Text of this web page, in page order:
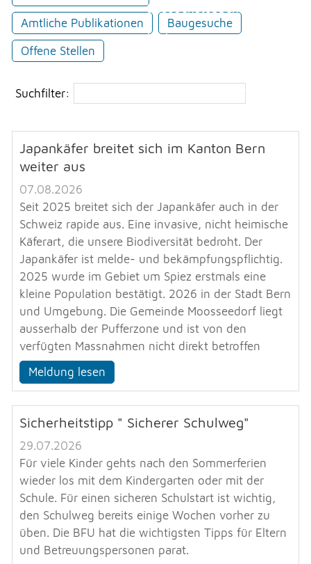
ErlaubenStoppen
Vorlesen
Vorlesen pausieren
Überbauung Moosbühl
Kultur
Soziales
THEMEN & VERWALTUNG
FREIZEIT
GEWERBE
NOTFALL
TELEFON
KONTAKT
DRUCKEN
LOGIN
Amtliche Publikationen
Baugesuche
Offene Stellen
Suchfilter:
Japankäfer breitet sich im Kanton Bern
weiter aus
07.08.2026
Seit 2025 breitet sich der Japankäfer auch in der
Schweiz rapide aus. Eine invasive, nicht heimische
Käferart, die unsere Biodiversität bedroht. Der
Japankäfer ist melde- und bekämpfungspflichtig.
2025 wurde im Gebiet um Spiez erstmals eine
kleine Population bestätigt. 2026 in der Stadt Bern
und Umgebung. Die Gemeinde Moosseedorf liegt
ausserhalb der Pufferzone und ist von den
verfügten Massnahmen nicht direkt betroffen
Meldung lesen
Sicherheitstipp " Sicherer Schulweg"
29.07.2026
Für viele Kinder gehts nach den Sommerferien
wieder los mit dem Kindergarten oder mit der
Schule. Für einen sicheren Schulstart ist wichtig,
den Schulweg bereits einige Wochen vorher zu
üben. Die BFU hat die wichtigsten Tipps für Eltern
und Betreuungspersonen parat.